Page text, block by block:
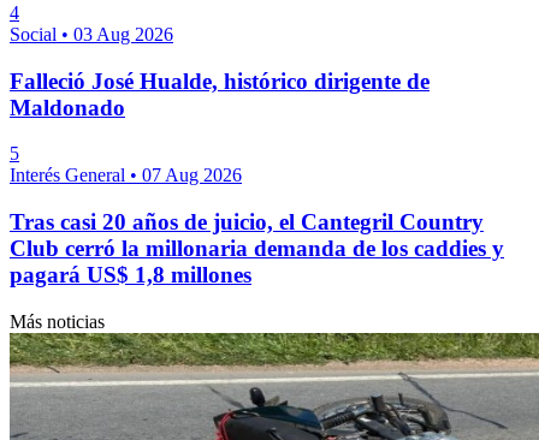
4
Social • 03 Aug 2026
Falleció José Hualde, histórico dirigente de
Maldonado
5
Interés General • 07 Aug 2026
Tras casi 20 años de juicio, el Cantegril Country
Club cerró la millonaria demanda de los caddies y
pagará US$ 1,8 millones
Más noticias